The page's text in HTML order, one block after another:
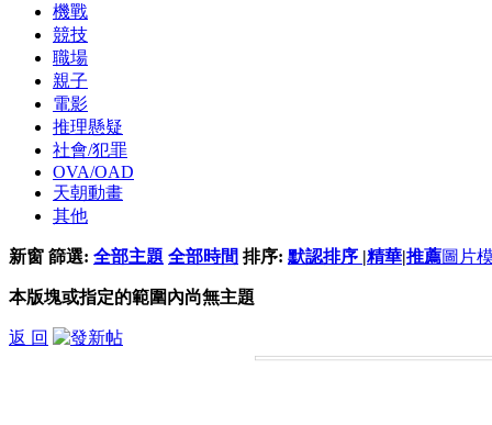
機戰
競技
職場
親子
電影
推理懸疑
社會/犯罪
OVA/OAD
天朝動畫
其他
新窗 篩選: 全部主題 全部時間 排序: 默認排序 |精華|推薦圖片
本版塊或指定的範圍內尚無主題
返 回